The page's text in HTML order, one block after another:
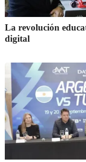
La revolución
digital